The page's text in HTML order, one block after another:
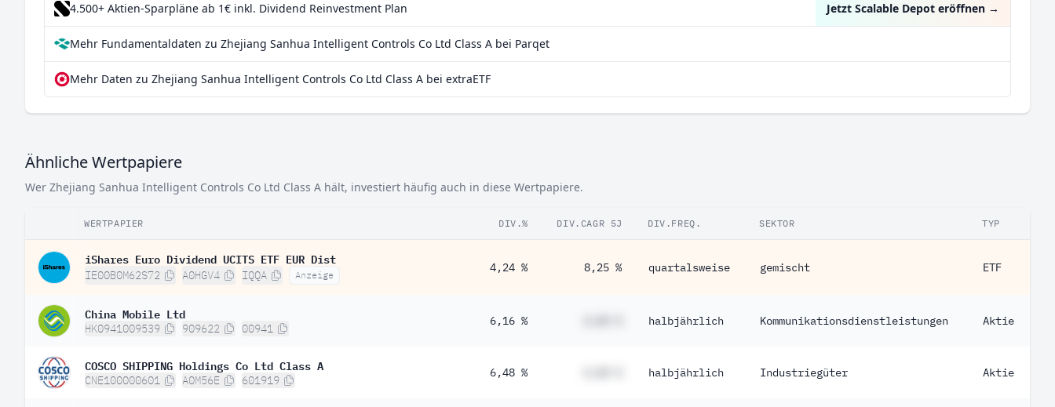
4.500+ Aktien-Sparpläne ab 1€ inkl. Dividend Reinvestment Plan Jetzt Scalable Depot eröffnen →
Mehr Fundamentaldaten zu Zhejiang Sanhua Intelligent Controls Co Ltd Class A bei Parqet
Mehr Daten zu Zhejiang Sanhua Intelligent Controls Co Ltd Class A bei extraETF
Ähnliche Wertpapiere
Wer Zhejiang Sanhua Intelligent Controls Co Ltd Class A hält, investiert häufig auch in diese Wertpapiere.
WERTPAPIER DIV.% DIV.CAGR 5J DIV.FREQ. SEKTOR TYP
iShares Euro Dividend UCITS ETF EUR Dist
IE00B0M62S72 A0HGV4 IQQA Anzeige
4,24 % 8,25 % quartalsweise gemischt ETF
China Mobile Ltd
HK0941009539 909622 00941
6,16 % halbjährlich Kommunikationsdienstleistungen Aktie
COSCO SHIPPING Holdings Co Ltd Class A
CNE100000601 A0M56E 601919
6,48 % halbjährlich Industriegüter Aktie